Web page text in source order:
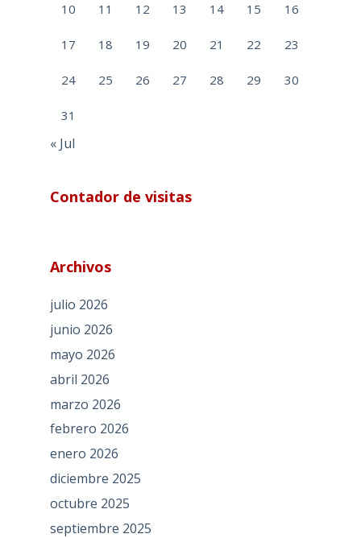
10 11 12 13 14 15 16
17 18 19 20 21 22 23
24 25 26 27 28 29 30
31
« Jul
Contador de visitas
Archivos
julio 2026
junio 2026
mayo 2026
abril 2026
marzo 2026
febrero 2026
enero 2026
diciembre 2025
octubre 2025
septiembre 2025